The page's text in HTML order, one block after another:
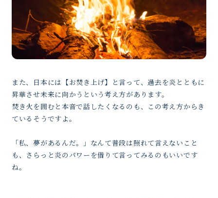
また、日本には【お焚き上げ】と言って、過去を炎とともに
昇華させ未来に向かうという考え方があります。
焚き火を囲むと本音で話したくなるのも、この考え方からき
ているそうですよ。
「私、夢があるんだ。」なんて普段は照れて言えないこと
も、さらっと炎のパワーを借りて言ってみるのもいいです
ね。